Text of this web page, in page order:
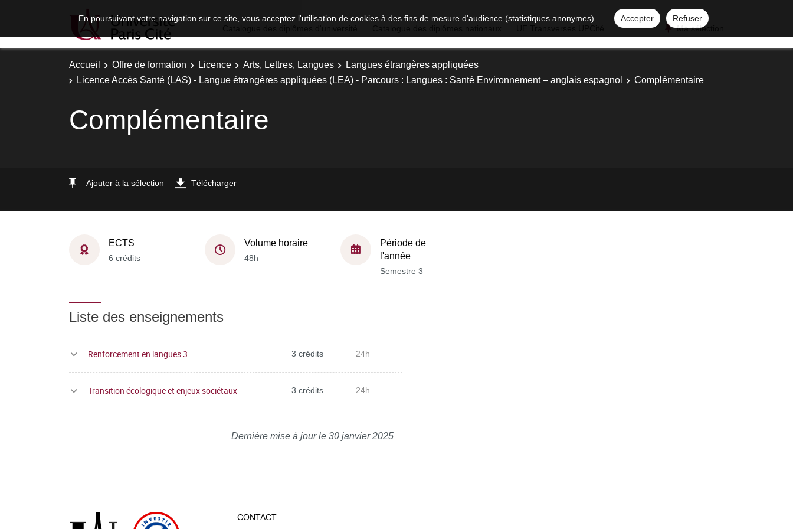
En poursuivant votre navigation sur ce site, vous acceptez l'utilisation de cookies à des fins de mesure d'audience (statistiques anonymes). Accepter
Refuser
Ma sélection
Accueil Offre de formation Licence Arts, Lettres, Langues
Langues étrangères appliquées
Licence Accès Santé (LAS) - Langue étrangères appliquées (LEA) - Parcours : Langues : Santé Environnement – anglais espagnol
Complémentaire
Complémentaire
Ajouter à la sélection Télécharger
ECTS
6 crédits
Volume horaire
48h
Période de
l'année
Semestre 3
Liste des enseignements
Renforcement en langues 3 3 crédits 24h
Transition écologique et enjeux sociétaux 3 crédits 24h
Dernière mise à jour le 30 janvier 2025
CONTACT